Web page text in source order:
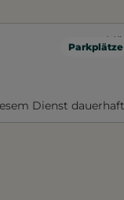
Parkplätze
Dienst